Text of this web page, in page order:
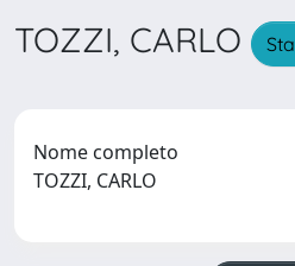
TOZZI, CARLO
Nome completo
TOZZI, CARLO